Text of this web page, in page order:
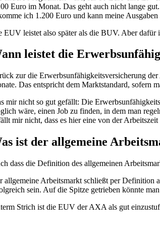
Euro im Monat. Das geht auch nicht lange
ich 1.200 Euro und kann meine Ausgaben
EUV leistet also später als die BUV. Aber dafür
leistet die
zur die Erwerbsunfähigkeitsversicherung
Das entspricht dem Marktstandard, sofern
mir nicht so gut gefällt: Die
wäre, einen Job zu finden, in dem man
mir nicht, dass es hier eine von der
ist der allgemeine
dass die Definition des allgemeinen
allgemeine Arbeitsmarkt schließt per Definition
sein. Auf die Spitze getrieben könnte
Strich ist die EUV der AXA als gut